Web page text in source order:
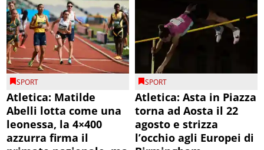
SPORT
Atletica: Matilde
Abelli lotta come una
leonessa, la 4×400
azzurra firma il
SPORT
Atletica: Asta in Piazza
torna ad Aosta il 22
agosto e strizza
l’occhio agli Europei di